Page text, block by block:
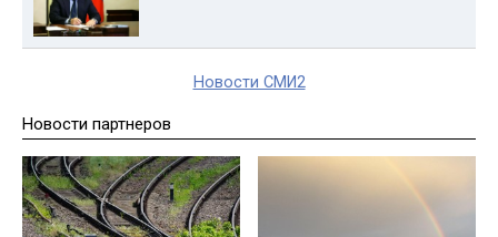
Новости СМИ2
Новости партнеров